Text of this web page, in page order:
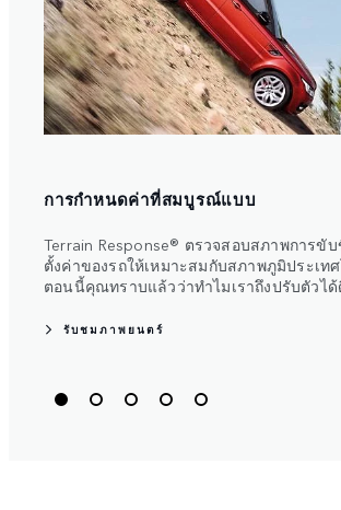
การกำหนดค่าที่สมบูรณ์แบบ
Terrain Response® ตรวจสอบสภาพการขั
ตั้งค่าของรถให้เหมาะสมกับสภาพภูมิประเท
ตอนนี้คุณทราบแล้วว่าทำไมเราถึงปรับตัวไ
รับชมภาพยนตร์